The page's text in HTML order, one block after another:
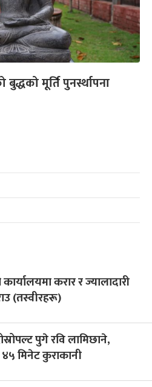
मूर्ति पुनर्स्थापना
करार र ज्यालादारी
(तस्वीरहरू)
पुगे रवि लामिछाने,
४५ मिनेट कुराकानी